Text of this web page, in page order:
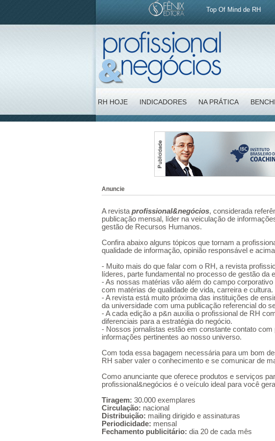
Top Of Mind de RH
RH HOJE INDICADORES NA PRÁTICA
Anuncie
A revista profissional&negócios, considerada
publicação mensal, líder na veiculação de
gestão de Recursos Humanos.
Confira abaixo alguns tópicos que tornam a
qualidade de informação, opinião responsável e
- Muito mais do que falar com o RH, a revista
líderes, parte fundamental no processo de gestão da
- As nossas matérias vão além do campo
com matérias de qualidade de vida, carreira e cultura.
- A revista está muito próxima das instituições de
da universidade com uma publicação referencial do
- A cada edição a p&n auxilia o profissional de RH
diferenciais para a estratégia do negócio.
- Nossos jornalistas estão em constante contato
informações pertinentes ao nosso universo.
Com toda essa bagagem necessária para um bom
RH saber valer o conhecimento e se comunicar de
Como anunciante que oferece produtos e serviços
profissional&negócios é o veículo ideal para você
Tiragem: 30.000 exemplares
Circulação: nacional
Distribuição: mailing dirigido e assinaturas
Periodicidade: mensal
Fechamento publicitário: dia 20 de cada mês